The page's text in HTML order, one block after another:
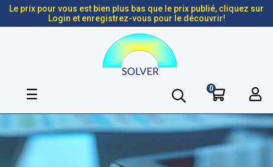
Le prix pour vous est bien plus bas que le prix publié, cliquez sur
Login et enregistrez-vous pour le découvrir!
Basculer
navigation
☰ 0